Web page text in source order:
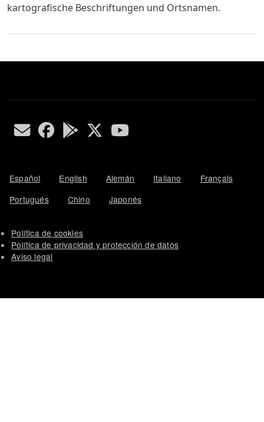
kartografische Beschriftungen und Ortsnamen.
Español English Alemán Italiano
Français
Portugués
Chino Japonés
Política de cookies
Política de privacidad y protección de datos
Aviso legal